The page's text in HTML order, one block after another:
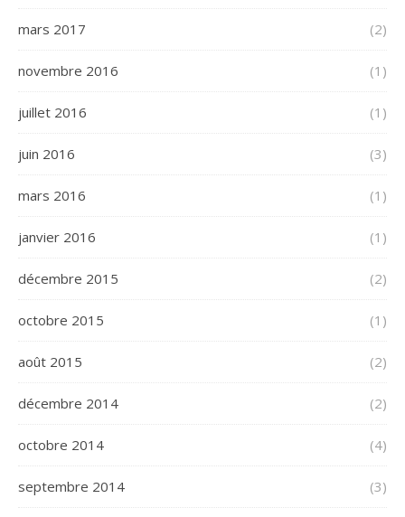
mars 2017 (2)
novembre 2016 (1)
juillet 2016 (1)
juin 2016 (3)
mars 2016 (1)
janvier 2016 (1)
décembre 2015 (2)
octobre 2015 (1)
août 2015 (2)
décembre 2014 (2)
octobre 2014 (4)
septembre 2014 (3)